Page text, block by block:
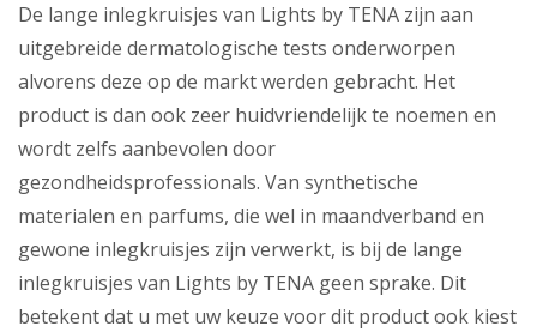
De lange inlegkruisjes van Lights by TENA zijn aan
uitgebreide dermatologische tests onderworpen
alvorens deze op de markt werden gebracht. Het
product is dan ook zeer huidvriendelijk te noemen en
wordt zelfs aanbevolen door
gezondheidsprofessionals. Van synthetische
materialen en parfums, die wel in maandverband en
gewone inlegkruisjes zijn verwerkt, is bij de lange
inlegkruisjes van Lights by TENA geen sprake. Dit
betekent dat u met uw keuze voor dit product ook kiest